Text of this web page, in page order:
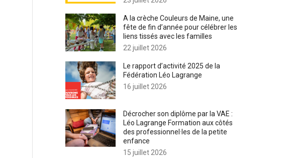
A la crèche Couleurs de Maine, une
fête de fin d’année pour célébrer les
liens tissés avec les familles
22 juillet 2026
Le rapport d’activité 2025 de la
Fédération Léo Lagrange
16 juillet 2026
Décrocher son diplôme par la VAE :
Léo Lagrange Formation aux côtés
des professionnel·les de la petite
enfance
15 juillet 2026